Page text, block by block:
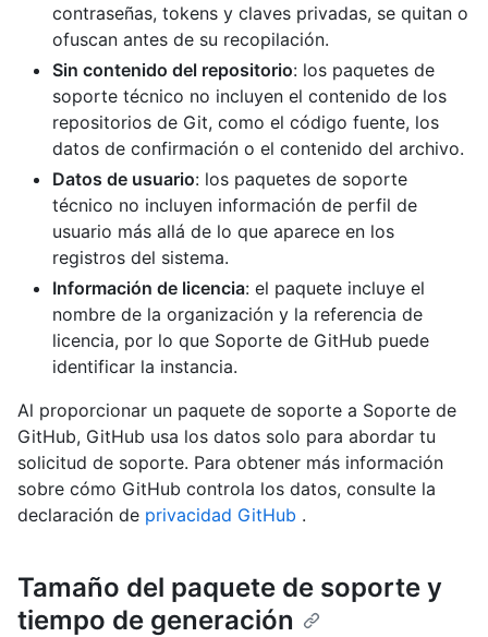
contraseñas, tokens y claves privadas, se quitan o
ofuscan antes de su recopilación.
Sin contenido del repositorio: los paquetes de
soporte técnico no incluyen el contenido de los
repositorios de Git, como el código fuente, los
datos de confirmación o el contenido del archivo.
Datos de usuario: los paquetes de soporte
técnico no incluyen información de perfil de
usuario más allá de lo que aparece en los
registros del sistema.
Información de licencia: el paquete incluye el
nombre de la organización y la referencia de
licencia, por lo que Soporte de GitHub puede
identificar la instancia.
Al proporcionar un paquete de soporte a Soporte de
GitHub, GitHub usa los datos solo para abordar tu
solicitud de soporte. Para obtener más información
sobre cómo GitHub controla los datos, consulte la
declaración de privacidad GitHub .
Tamaño del paquete de soporte y
tiempo de generación